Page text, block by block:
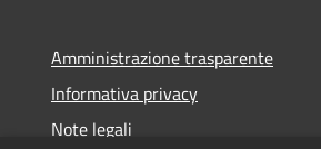
Amministrazione trasparente
Informativa privacy
Note legali